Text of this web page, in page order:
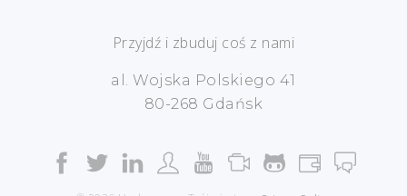
Przyjdź i zbuduj coś z nami
al. Wojska Polskiego 41
80-268 Gdańsk